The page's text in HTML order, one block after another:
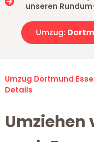
unseren
Umzug:
Umzug Dortmund
Details
Umziehen